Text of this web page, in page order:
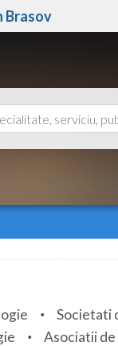
Brasov
Ajutor
Societati
Asociatii